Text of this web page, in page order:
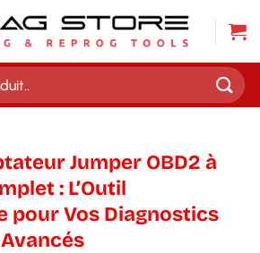
Jumper OBD2 à
: L’Outil
pour Vos Diagnostics